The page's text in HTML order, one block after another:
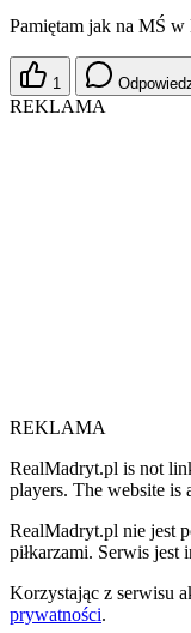
Pamiętam jak na MŚ w
1
REKLAMA
REKLAMA
RealMadryt.pl is not
players. The website
RealMadryt.pl nie jest
piłkarzami. Serwis
Korzystając z serwisu
prywatności.